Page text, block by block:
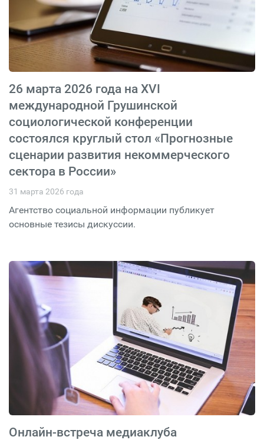
26 марта 2026 года на XVI
международной Грушинской
социологической конференции
состоялся круглый стол «Прогнозные
сценарии развития некоммерческого
сектора в России»
31 марта 2026 года
Агентство социальной информации публикует
основные тезисы дискуссии.
Онлайн-встреча медиаклуба